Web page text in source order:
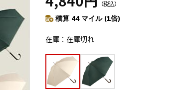
（税込）
積算 44 マイル (1倍)
在庫 在庫切れ